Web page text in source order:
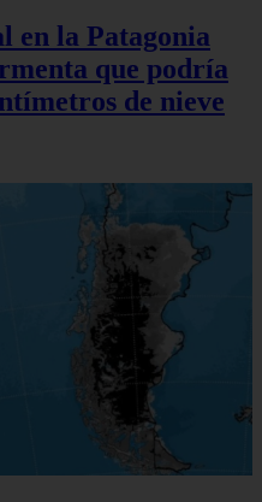
en la Patagonia
que podría
de nieve